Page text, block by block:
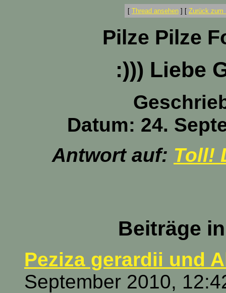
[ Thread ansehen ] [ Zurück zum
Pilze Pilze
:))) Liebe
Datum: 24.
Antwort auf: Toll!
Beiträge
Peziza gerardii und
September 2010,